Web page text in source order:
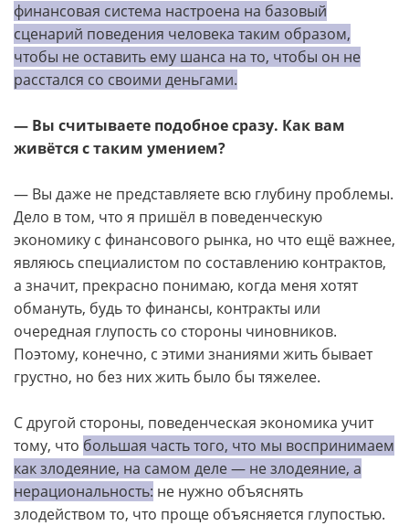
финансовая система настроена на базовый
сценарий поведения человека таким образом,
чтобы не оставить ему шанса на то, чтобы он не
расстался со своими деньгами.
— Вы считываете подобное сразу. Как вам
живётся с таким умением?
— Вы даже не представляете всю глубину проблемы.
Дело в том, что я пришёл в поведенческую
экономику с финансового рынка, но что ещё важнее,
являюсь специалистом по составлению контрактов,
а значит, прекрасно понимаю, когда меня хотят
обмануть, будь то финансы, контракты или
очередная глупость со стороны чиновников.
Поэтому, конечно, с этими знаниями жить бывает
грустно, но без них жить было бы тяжелее.
С другой стороны, поведенческая экономика учит
тому, что большая часть того, что мы воспринимаем
как злодеяние, на самом деле — не злодеяние, а
нерациональность: не нужно объяснять
злодейством то, что проще объясняется глупостью.